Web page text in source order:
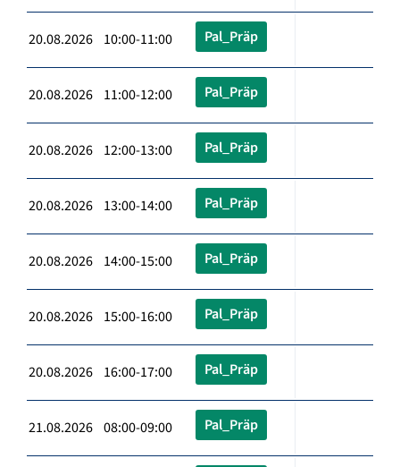
20.08.2026 10:00-11:00 Pal_Präp
20.08.2026 11:00-12:00 Pal_Präp
20.08.2026 12:00-13:00 Pal_Präp
20.08.2026 13:00-14:00 Pal_Präp
20.08.2026 14:00-15:00 Pal_Präp
20.08.2026 15:00-16:00 Pal_Präp
20.08.2026 16:00-17:00 Pal_Präp
21.08.2026 08:00-09:00 Pal_Präp